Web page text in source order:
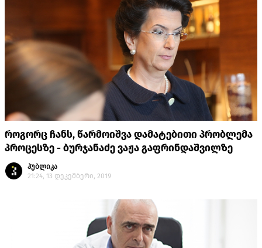
როგორც ჩანს, წარმოიშვა დამატებითი პრობლემა
პროცესზე - ბურჯანაძე ვაჟა გაფრინდაშვილზე
პუბლიკა
21:24, 13 დეკემბერი, 2019